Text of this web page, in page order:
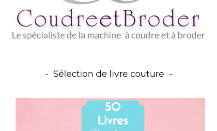
Sélection de livre couture